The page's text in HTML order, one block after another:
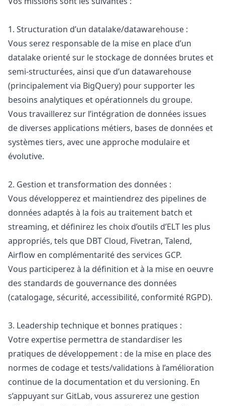
1. Structuration d’un datalake/datawarehouse :
Vous serez responsable de la mise en place d’un
datalake orienté sur le stockage de données brutes et
semi-structurées, ainsi que d’un datawarehouse
(principalement via BigQuery) pour supporter les
besoins analytiques et opérationnels du groupe.
Vous travaillerez sur l’intégration de données issues
de diverses applications métiers, bases de données et
systèmes tiers, avec une approche modulaire et
évolutive.
2. Gestion et transformation des données :
Vous développerez et maintiendrez des pipelines de
données adaptés à la fois au traitement batch et
streaming, et définirez les choix d’outils d’ELT les plus
appropriés, tels que DBT Cloud, Fivetran, Talend,
Airflow en complémentarité des services GCP.
Vous participerez à la définition et à la mise en oeuvre
des standards de gouvernance des données
(catalogage, sécurité, accessibilité, conformité RGPD).
3. Leadership technique et bonnes pratiques :
Votre expertise permettra de standardiser les
pratiques de développement : de la mise en place des
normes de codage et tests/validations à l’amélioration
continue de la documentation et du versioning. En
s’appuyant sur GitLab, vous assurerez une gestion